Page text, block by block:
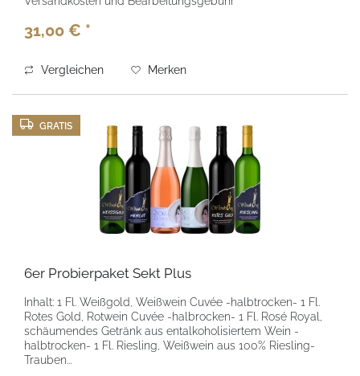
31,00 € *
Vergleichen Merken
GRATIS
6er Probierpaket Sekt Plus
Inhalt: 1 Fl. Weißgold, Weißwein Cuvée -halbtrocken- 1 Fl.
Rotes Gold, Rotwein Cuvée -halbrocken- 1 Fl. Rosé Royal,
schäumendes Getränk aus entalkoholisiertem Wein -
halbtrocken- 1 Fl. Riesling, Weißwein aus 100% Riesling-
Trauben...